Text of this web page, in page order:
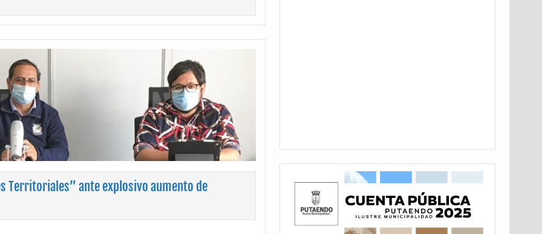
Territoriales” ante explosivo aumento de